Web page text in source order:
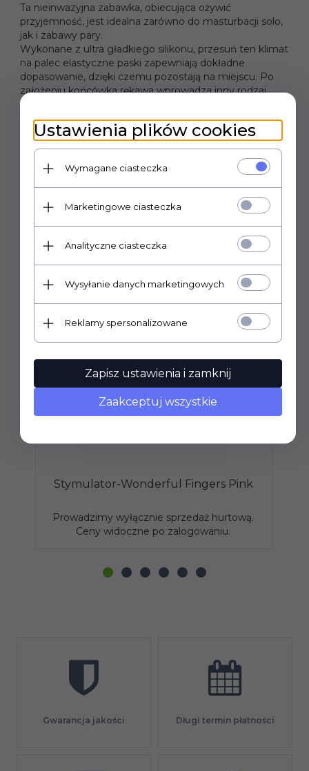
Ta nieinwazyjna zabawka, obiecująca ożywić
przyjemność, jest idealna zarówno do masturbacji solo,
jak i zabawy pary.
Wykonane z ultra gładkiego silikonu, przesuń ten klimat
na palec elastyczne paski zapewniają dokładne
dopasowanie, dzięki czemu pozostają na miejscu. Po
założeniu końcówka rękawa wprowadza inny rodzaj
wrażeń. Następnie włącz wibracje i fachowo skieruj
stymulację dokładnie tam, gdzie chcesz.
POLECAMY
Stymulator-Wonderful Fingers Pink
Prowadzimy wyłącznie sprzedaż hurtową.
Ceny widoczne po zalogowaniu.
Gwarancja jakości Długi termin płatności
Ustawienia plików cookies
Wymagane ciasteczka
Marketingowe ciasteczka
Analityczne ciasteczka
Wysyłanie danych marketingowych
Reklamy spersonalizowane
Zapisz ustawienia i zamknij
Zaakceptuj wszystkie